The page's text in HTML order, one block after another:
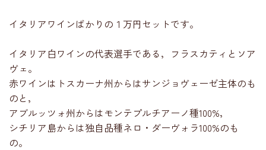
イタリアワインばかりの１万円セットです。
イタリア白ワインの代表選手である，フラスカティとソア
ヴェ。
赤ワインはトスカーナ州からはサンジョヴェーゼ主体のも
のと，
アブルッツォ州からはモンテプルチアーノ種100%，
シチリア島からは独自品種ネロ・ダーヴォラ100%のも
の。